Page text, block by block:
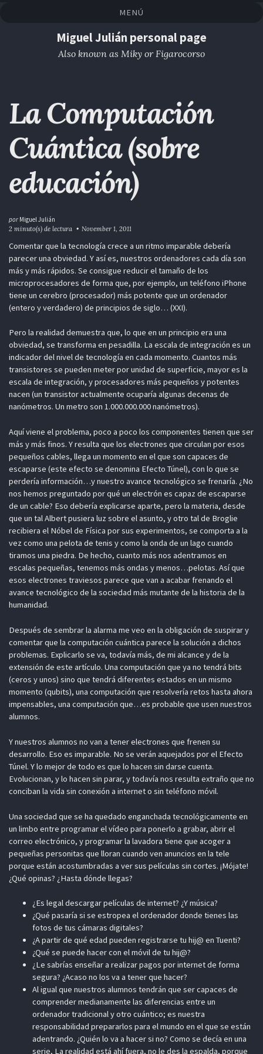
MENÚ
Miguel Julián personal page
Also known as Miky or Figarocorso
La Computación
Cuántica (sobre
educación)
por Miguel Julián
2 minuto(s) de lectura
November 1, 2011
Comentar que la tecnología crece a un ritmo imparable debería
parecer una obviedad. Y así es, nuestros ordenadores cada día son
más y más rápidos. Se consigue reducir el tamaño de los
microprocesadores de forma que, por ejemplo, un teléfono iPhone
tiene un cerebro (procesador) más potente que un ordenador
(entero y verdadero) de principios de siglo… (XXI).
Pero la realidad demuestra que, lo que en un principio era una
obviedad, se transforma en pesadilla. La escala de integración es un
indicador del nivel de tecnología en cada momento. Cuantos más
transistores se pueden meter por unidad de superficie, mayor es la
escala de integración, y procesadores más pequeños y potentes
nacen (un transistor actualmente ocuparía algunas decenas de
nanómetros. Un metro son 1.000.000.000 nanómetros).
Aquí viene el problema, poco a poco los componentes tienen que ser
más y más finos. Y resulta que los electrones que circulan por esos
pequeños cables, llega un momento en el que son capaces de
escaparse (este efecto se denomina Efecto Túnel), con lo que se
perdería información…y nuestro avance tecnológico se frenaría. ¿No
nos hemos preguntado por qué un electrón es capaz de escaparse
de un cable? Eso debería explicarse aparte, pero la materia, desde
que un tal Albert pusiera luz sobre el asunto, y otro tal de Broglie
recibiera el Nóbel de Física por sus experimentos, se comporta a la
vez como una pelota de tenis y como la onda de un lago cuando
tiramos una piedra. De hecho, cuanto más nos adentramos en
escalas pequeñas, tenemos más ondas y menos…pelotas. Así que
esos electrones traviesos parece que van a acabar frenando el
avance tecnológico de la sociedad más mutante de la historia de la
humanidad.
Después de sembrar la alarma me veo en la obligación de suspirar y
comentar que la computación cuántica parece la solución a dichos
problemas. Explicarlo se va, todavía más, de mi alcance y de la
extensión de este artículo. Una computación que ya no tendrá bits
(ceros y unos) sino que tendrá diferentes estados en un mismo
momento (qubits), una computación que resolvería retos hasta ahora
impensables, una computación que…es probable que usen nuestros
alumnos.
Y nuestros alumnos no van a tener electrones que frenen su
desarrollo. Eso es imparable. No se verán aquejados por el Efecto
Túnel. Y lo mejor de todo es que lo hacen sin darse cuenta.
Evolucionan, y lo hacen sin parar, y todavía nos resulta extraño que no
conciban la vida sin conexión a internet o sin teléfono móvil.
Una sociedad que se ha quedado enganchada tecnológicamente en
un limbo entre programar el vídeo para ponerlo a grabar, abrir el
correo electrónico, y programar la lavadora tiene que acoger a
pequeñas personitas que lloran cuando ven anuncios en la tele
porque están acostumbradas a ver sus películas sin cortes. ¡Mójate!
¿Qué opinas? ¿Hasta dónde llegas?
¿Es legal descargar películas de internet? ¿Y música?
¿Qué pasaría si se estropea el ordenador donde tienes las
fotos de tus cámaras digitales?
¿A partir de qué edad pueden registrarse tu hij@ en Tuenti?
¿Qué se puede hacer con el móvil de tu hij@?
¿Le sabrías enseñar a realizar pagos por internet de forma
segura? ¿Acaso no los va a tener que hacer?
Al igual que nuestros alumnos tendrán que ser capaces de
comprender medianamente las diferencias entre un
ordenador tradicional y otro cuántico; es nuestra
responsabilidad prepararlos para el mundo en el que se están
adentrando. ¿Quién lo va a hacer si no? Como se decía en una
serie, La realidad está ahí fuera, no le des la espalda, porque